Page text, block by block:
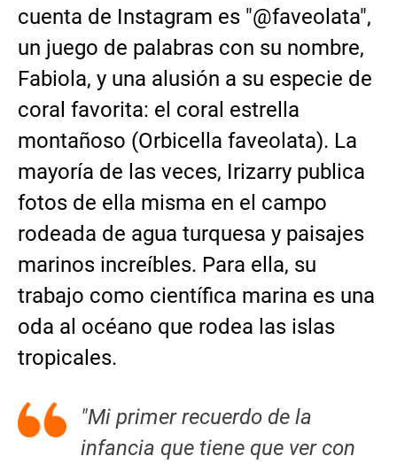
cuenta de Instagram es "@faveolata",
un juego de palabras con su nombre,
Fabiola, y una alusión a su especie de
coral favorita: el coral estrella
montañoso (Orbicella faveolata). La
mayoría de las veces, Irizarry publica
fotos de ella misma en el campo
rodeada de agua turquesa y paisajes
marinos increíbles. Para ella, su
trabajo como científica marina es una
oda al océano que rodea las islas
tropicales.
"Mi primer recuerdo de la
infancia que tiene que ver con